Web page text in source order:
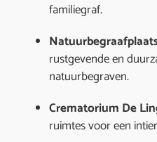
familiegraf.
rustgevende en
natuurbegraven.
Crematorium De
ruimtes voor een